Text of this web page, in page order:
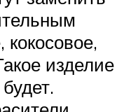
изделие